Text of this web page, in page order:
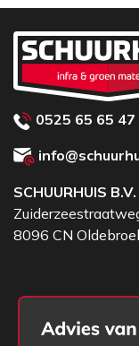
0525 65 65 47
SCHUURHUIS B.V.
8096 CN